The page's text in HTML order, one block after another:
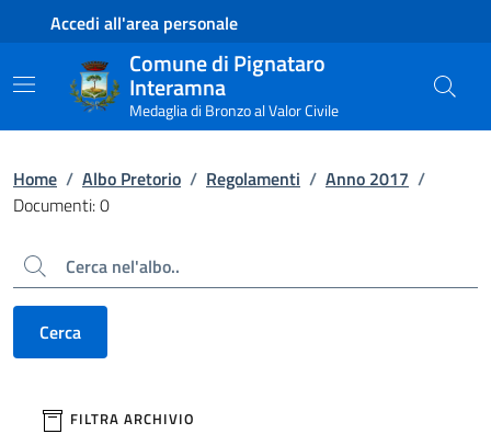
Contenuto principale
Piede di paginaAccedi all'area personale
Comune di Pignataro
Interamna
Medaglia di Bronzo al Valor Civile
Home / Albo Pretorio / Regolamenti / Anno 2017 /
Documenti: 0
Cerca
Cerca
filtri da applicare
FILTRA ARCHIVIO